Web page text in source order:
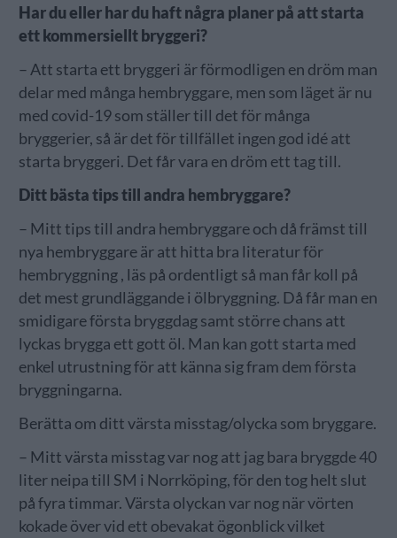
Har du eller har du haft några planer på att starta
ett kommersiellt bryggeri?
– Att starta ett bryggeri är förmodligen en dröm man
delar med många hembryggare, men som läget är nu
med covid-19 som ställer till det för många
bryggerier, så är det för tillfället ingen god idé att
starta bryggeri. Det får vara en dröm ett tag till.
Ditt bästa tips till andra hembryggare?
– Mitt tips till andra hembryggare och då främst till
nya hembryggare är att hitta bra literatur för
hembryggning , läs på ordentligt så man får koll på
det mest grundläggande i ölbryggning. Då får man en
smidigare första bryggdag samt större chans att
lyckas brygga ett gott öl. Man kan gott starta med
enkel utrustning för att känna sig fram dem första
bryggningarna.
Berätta om ditt värsta misstag/olycka som bryggare.
– Mitt värsta misstag var nog att jag bara bryggde 40
liter neipa till SM i Norrköping, för den tog helt slut
på fyra timmar. Värsta olyckan var nog när vörten
kokade över vid ett obevakat ögonblick vilket